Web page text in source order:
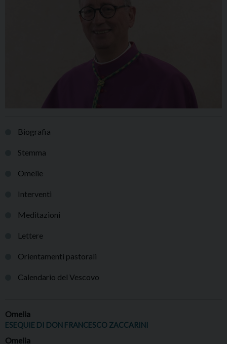
Biografia
Stemma
Omelie
Interventi
Meditazioni
Lettere
Orientamenti pastorali
Calendario del Vescovo
Omelia
ESEQUIE DI DON FRANCESCO ZACCARINI
Omelia